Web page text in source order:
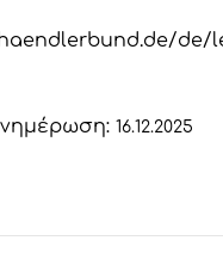
16.12.2025